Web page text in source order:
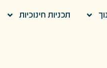
תכניות חינוכיות